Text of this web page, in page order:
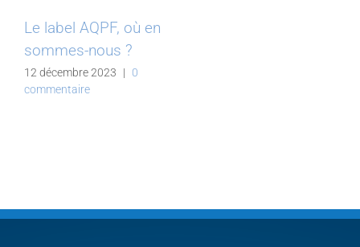
Le label AQPF, où en
sommes-nous ?
12 décembre 2023 |
0
commentaire